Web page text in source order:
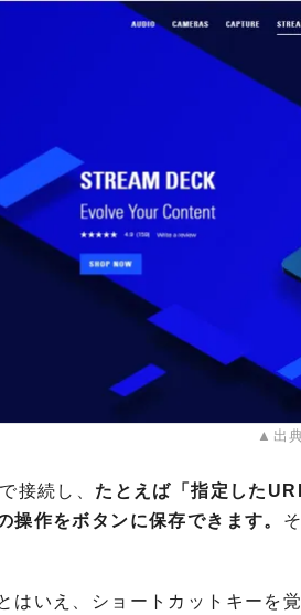
▲出典
接続し、 たとえば「指定した
操作をボタンに保存できます。
はいえ、ショートカットキーを